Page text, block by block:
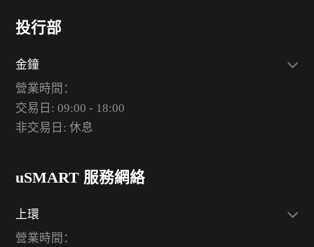
投行部
金鐘
營業時間：
交易日: 09:00 - 18:00
非交易日: 休息
uSMART 服務網絡
上環
營業時間：